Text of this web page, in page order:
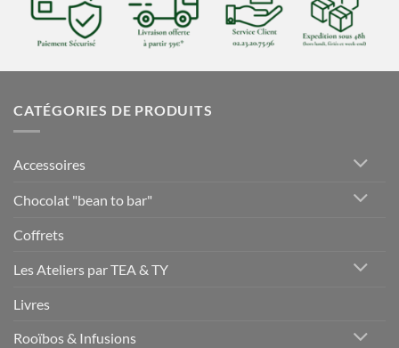
CATÉGORIES DE PRODUITS
Accessoires
Chocolat "bean to bar"
Coffrets
Les Ateliers par TEA & TY
Livres
Rooïbos & Infusions